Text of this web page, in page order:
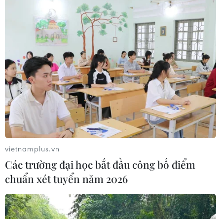
vietnamplus.vn
Các trường đại học bắt đầu công bố điểm
chuẩn xét tuyển năm 2026